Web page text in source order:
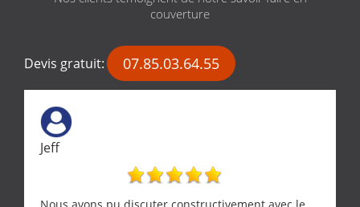
couverture
Devis gratuit: 07.85.03.64.55
Jeff